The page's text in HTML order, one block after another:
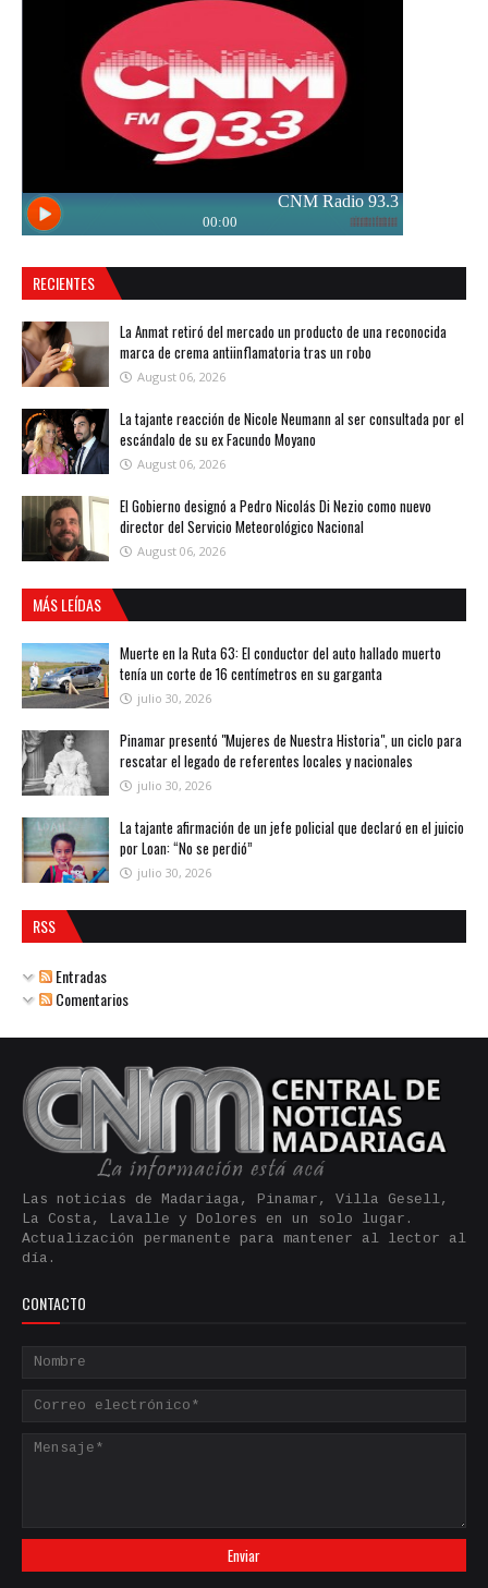
RECIENTES
La Anmat retiró del mercado un producto de una reconocida
marca de crema antiinflamatoria tras un robo
August 06, 2026
La tajante reacción de Nicole Neumann al ser consultada por el
escándalo de su ex Facundo Moyano
August 06, 2026
El Gobierno designó a Pedro Nicolás Di Nezio como nuevo
director del Servicio Meteorológico Nacional
August 06, 2026
MÁS LEÍDAS
Muerte en la Ruta 63: El conductor del auto hallado muerto
tenía un corte de 16 centímetros en su garganta
julio 30, 2026
Pinamar presentó "Mujeres de Nuestra Historia", un ciclo para
rescatar el legado de referentes locales y nacionales
julio 30, 2026
La tajante afirmación de un jefe policial que declaró en el juicio
por Loan: “No se perdió”
julio 30, 2026
RSS
Entradas
Comentarios
Las noticias de Madariaga, Pinamar, Villa Gesell,
La Costa, Lavalle y Dolores en un solo lugar.
Actualización permanente para mantener al lector al
día.
CONTACTO